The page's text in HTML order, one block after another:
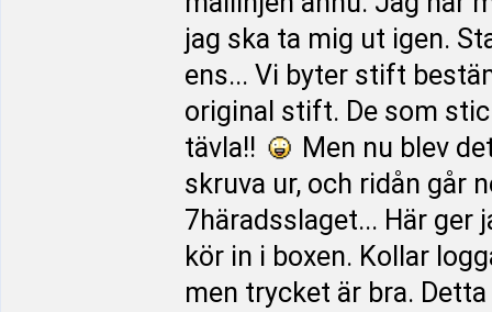
jag ska ta mig ut igen.
ens... Vi byter stift
original stift. De som
tävla!!
Men nu blev
skruva ur, och ridån går
7häradsslaget... Här ger
kör in i boxen. Kollar
men trycket är bra.